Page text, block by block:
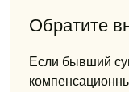
Обратите
Если бывший